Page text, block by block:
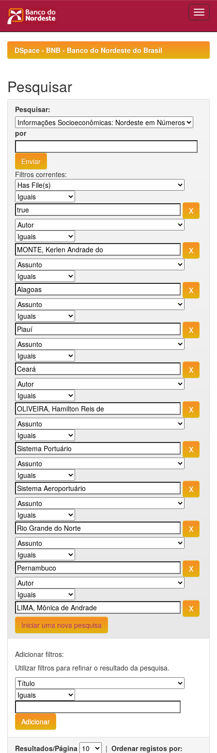
navigationDSpace - BNB - Banco do Nordeste do Brasil
Pesquisar
Pesquisar:
por
Filtros correntes:
Iniciar uma nova pesquisa
Adicionar filtros:
Utilizar filtros para refinar o resultado da pesquisa.
Resultados/Página | Ordenar registos por: